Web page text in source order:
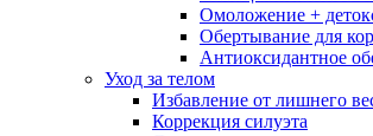
Омоложение +
Обертывание для
Антиоксидантное
Уход за телом
Избавление от лишнего
Коррекция силуэта